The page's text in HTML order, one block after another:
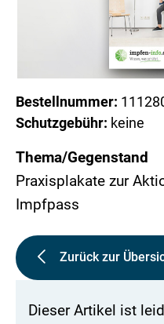
Bestellnummer:
Schutzgebühr: keine
Thema/Gegenstand
Praxisplakate zur
Impfpass
Zurück zur
Dieser Artikel ist